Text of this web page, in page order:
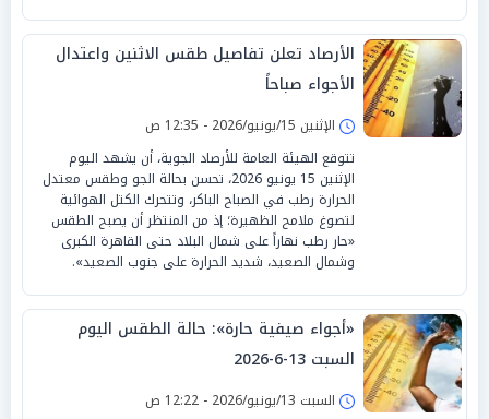
الأرصاد تعلن تفاصيل طقس الاثنين واعتدال
الأجواء صباحاً
الإثنين 15/يونيو/2026 - 12:35 ص
تتوقع الهيئة العامة للأرصاد الجوية، أن يشهد اليوم
الإثنين 15 يونيو 2026، تحسن بحالة الجو وطقس معتدل
الحرارة رطب في الصباح الباكر، وتتحرك الكتل الهوائية
لتصوغ ملامح الظهيرة؛ إذ من المنتظر أن يصبح الطقس
«حار رطب نهاراً على شمال البلاد حتى القاهرة الكبرى
وشمال الصعيد، شديد الحرارة على جنوب الصعيد».
«أجواء صيفية حارة»: حالة الطقس اليوم
السبت 13-6-2026
السبت 13/يونيو/2026 - 12:22 ص